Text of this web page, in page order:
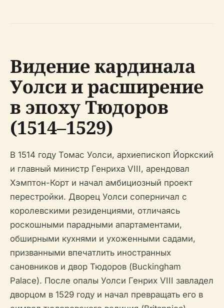
Видение кардинала
Уолси и расширение
в эпоху Тюдоров
(1514–1529)
В 1514 году Томас Уолси, архиепископ Йоркский
и главный министр Генриха VIII, арендовал
Хэмптон-Корт и начал амбициозный проект
перестройки. Дворец Уолси соперничал с
королевскими резиденциями, отличаясь
роскошными парадными апартаментами,
обширными кухнями и ухоженными садами,
призванными впечатлить иностранных
сановников и двор Тюдоров (Buckingham
Palace). После опалы Уолси Генрих VIII завладел
дворцом в 1529 году и начал превращать его в